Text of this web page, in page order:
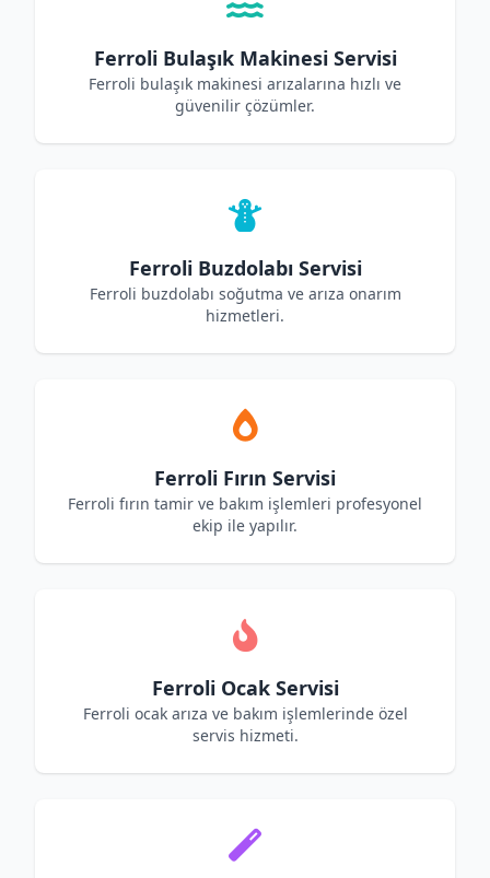
Ferroli Bulaşık Makinesi Servisi
Ferroli bulaşık makinesi arızalarına hızlı ve
güvenilir çözümler.
Ferroli Buzdolabı Servisi
Ferroli buzdolabı soğutma ve arıza onarım
hizmetleri.
Ferroli Fırın Servisi
Ferroli fırın tamir ve bakım işlemleri profesyonel
ekip ile yapılır.
Ferroli Ocak Servisi
Ferroli ocak arıza ve bakım işlemlerinde özel
servis hizmeti.